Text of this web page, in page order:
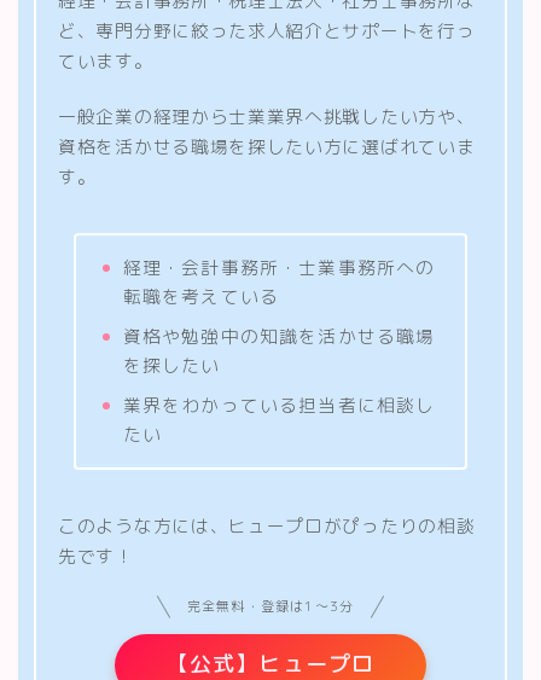
ど、専門分野に絞った求人紹介とサポートを行っ
ています。
一般企業の経理から士業業界へ挑戦したい方や、
資格を活かせる職場を探したい方に選ばれていま
す。
経理・会計事務所・士業事務所への
転職を考えている
資格や勉強中の知識を活かせる職場
を探したい
業界をわかっている担当者に相談し
たい
このような方には、ヒュープロがぴったりの相談
先です！
完全無料・登録は1〜3分
【公式】ヒュープロ